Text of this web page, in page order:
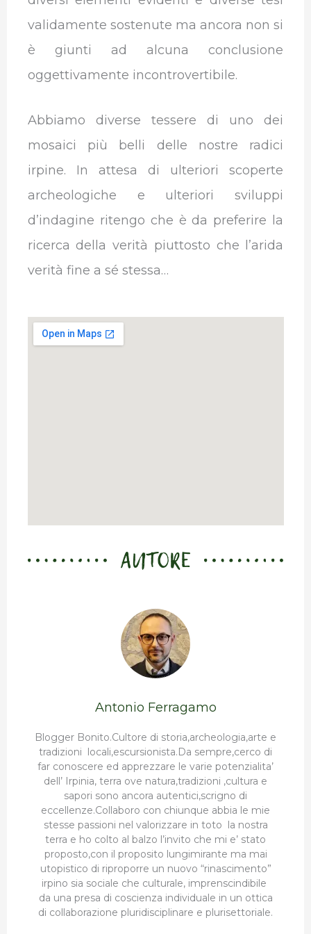
validamente sostenute ma ancora non si
è giunti ad alcuna conclusione
oggettivamente incontrovertibile.
Abbiamo diverse tessere di uno dei
mosaici più belli delle nostre radici
irpine. In attesa di ulteriori scoperte
archeologiche e ulteriori sviluppi
d’indagine ritengo che è da preferire la
ricerca della verità piuttosto che l’arida
verità fine a sé stessa…
AUTORE
Antonio Ferragamo
Blogger Bonito.Cultore di storia,archeologia,arte e
tradizioni locali,escursionista.Da sempre,cerco di
far conoscere ed apprezzare le varie potenzialita’
dell’ Irpinia, terra ove natura,tradizioni ,cultura e
sapori sono ancora autentici,scrigno di
eccellenze.Collaboro con chiunque abbia le mie
stesse passioni nel valorizzare in toto la nostra
terra e ho colto al balzo l’invito che mi e’ stato
proposto,con il proposito lungimirante ma mai
utopistico di riproporre un nuovo “rinascimento”
irpino sia sociale che culturale, imprenscindibile
da una presa di coscienza individuale in un ottica
di collaborazione pluridisciplinare e plurisettoriale.